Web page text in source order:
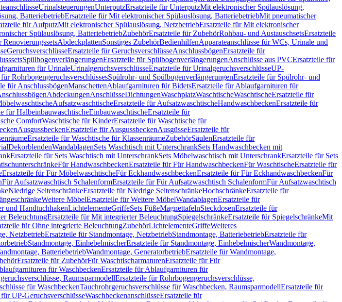
UrinalsteuerungenUnterputzErsatzteile für UnterputzMit elektronischer Spülauslösung,
BatteriebetriebErsatzteile für Mit elektronischer Spülauslösung, BatteriebetriebMit pneumatischer
für AufputzMit elektronischer Spülauslösung, NetzbetriebErsatzteile für Mit elektronischer
Spülauslösung, BatteriebetriebZubehörErsatzteile für ZubehörRohbau- und AustauschsetsErsatzteile
RenovierungssetsAbdeckplattenSonstiges ZubehörBedienhilfenApparateanschlüsse für WCs, Urinale und
GeruchsverschlüsseErsatzteile für GeruchsverschlüsseAnschlussbögenErsatzteile für
SpülbogenverlängerungenErsatzteile für SpülbogenverlängerungenAnschlüsse aus PVCErsatzteile für
für UrinaleUrinalgeruchsverschlüsseErsatzteile für UrinalgeruchsverschlüsseUP-
RohrbogengeruchsverschlüssesSpülrohr- und SpülbogenverlängerungenErsatzteile für Spülrohr- und
für AnschlussbögenManschettenAblaufgarnituren für BidetsErsatzteile für Ablaufgarnituren für
AbdeckungenAnschlüsseDichtungenWaschplatzWaschtischeWaschtischeErsatzteile für
AufsatzwaschtischeErsatzteile für AufsatzwaschtischeHandwaschbeckenErsatzteile für
für HalbeinbauwaschtischeEinbauwaschtischeErsatzteile für
ComfortWaschtische für KinderErsatzteile für Waschtische für
AusgussbeckenErsatzteile für AusgussbeckenAusgüsseErsatzteile für
Ersatzteile für Waschtische für KlassenräumeZubehörSäulenErsatzteile für
DekorblendenWandablagenSets Waschtisch mit UnterschrankSets Handwaschbecken mit
Ersatzteile für Sets Waschtisch mit UnterschrankSets Möbelwaschtisch mit UnterschrankErsatzteile für Sets
Für HandwaschbeckenErsatzteile für Für HandwaschbeckenFür WaschtischeErsatzteile für
Ersatzteile für Für MöbelwaschtischeFür EckhandwaschbeckenErsatzteile für Für EckhandwaschbeckenFür
Für Aufsatzwaschtisch SchalenformErsatzteile für Für Aufsatzwaschtisch SchalenformFür Aufsatzwaschtisch
Niedrige SeitenschränkeErsatzteile für Niedrige SeitenschränkeHochschränkeErsatzteile für
Weitere MöbelErsatzteile für Weitere MöbelWandablagenErsatzteile für
und HandtuchhakenLichtelementeGriffeSets FüßeMagnettafelnSteckdosenErsatzteile für
BeleuchtungErsatzteile für Mit integrierter BeleuchtungSpiegelschränkeErsatzteile für SpiegelschränkeMit
für Ohne integrierte BeleuchtungZubehörLichtelementeGriffeWeiteres
NetzbetriebErsatzteile für Standmontage, NetzbetriebStandmontage, BatteriebetriebErsatzteile für
Standmontage, EinhebelmischerErsatzteile für Standmontage, EinhebelmischerWandmontage,
BatteriebetriebWandmontage, GeneratorbetriebErsatzteile für Wandmontage,
Ersatzteile für ZubehörFür WaschtischarmaturenErsatzteile für Für
für WaschbeckenErsatzteile für Ablaufgarnituren für
RaumsparmodellErsatzteile für Rohrbogengeruchsverschlüsse,
für WaschbeckenTauchrohrgeruchsverschlüsse für Waschbecken, RaumsparmodellErsatzteile für
UP-GeruchsverschlüsseWaschbeckenanschlüsseErsatzteile für